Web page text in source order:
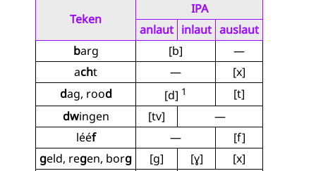
Teken
IPA
anlaut inlaut auslaut
barg [b]
—
acht —
[x]
dag, rood [d] 1
[t]
dwingen [tv]
—
lééf —
[f]
geld, regen, borg [g] [ɣ]
[x]